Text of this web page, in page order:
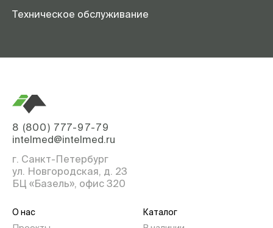
Техническое обслуживание
8 (800) 777-97-79
intelmed@intelmed.ru
г. Санкт-Петербург
ул. Новгородская, д. 23
БЦ «Базель», офис 320
О нас
Каталог